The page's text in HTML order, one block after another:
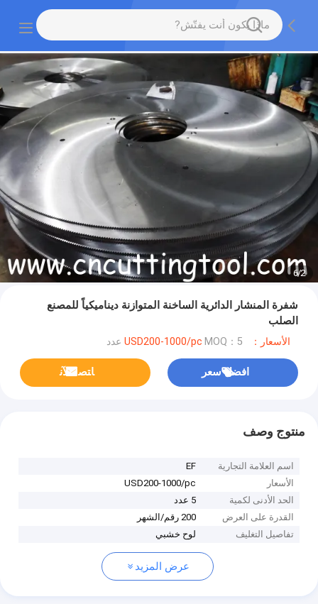
2
/
6
شفرة المنشار الدائرية الساخنة المتوازنة ديناميكياً للمصنع
الصلب
الأسعار：USD200-1000/pc MOQ：5 عدد
افضل سعر ﺎﺘﺼﻟ ﺍﻶﻧ
منتوج وصف
اسم العلامة التجارية
EF
الأسعار
USD200-1000/pc
الحد الأدنى لكمية
5 عدد
القدرة على العرض
200 رقم/الشهر
تفاصيل التغليف
لوح خشبي
عرض المزيد